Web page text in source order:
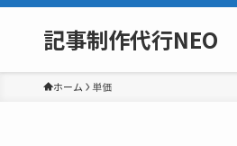
記事制作代行NEO
ホーム 単価